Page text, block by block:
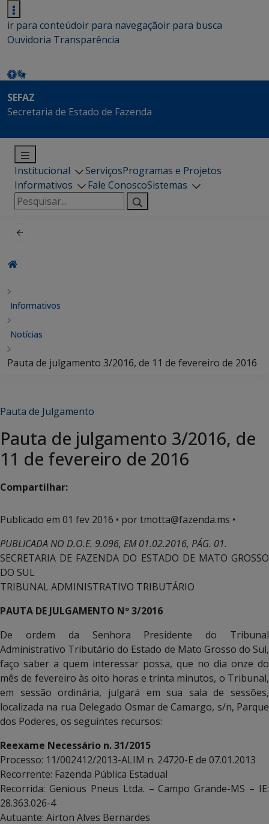
ir para conteúdoir para navegaçãoir para busca
Ouvidoria Transparência
SEFAZ
Secretaria de Estado de Fazenda
Institucional ServiçosProgramas e Projetos
Informativos
Fale ConoscoSistemas
Pesquisar
por:
Informativos
Notícias
Pauta de julgamento 3/2016, de 11 de fevereiro de 2016
Pauta de Julgamento
Pauta de julgamento 3/2016, de
11 de fevereiro de 2016
Compartilhar:
Publicado em 01 fev 2016 • por tmotta@fazenda.ms •
PUBLICADA NO D.O.E. 9.096, EM 01.02.2016, PÁG. 01.
SECRETARIA DE FAZENDA DO ESTADO DE MATO GROSSO
DO SUL
TRIBUNAL ADMINISTRATIVO TRIBUTÁRIO
PAUTA DE JULGAMENTO Nº 3/2016
De ordem da Senhora Presidente do Tribunal
Administrativo Tributário do Estado de Mato Grosso do Sul,
faço saber a quem interessar possa, que no dia onze do
mês de fevereiro às oito horas e trinta minutos, o Tribunal,
em sessão ordinária, julgará em sua sala de sessões,
localizada na rua Delegado Osmar de Camargo, s/n, Parque
dos Poderes, os seguintes recursos:
Reexame Necessário n. 31/2015
Processo: 11/002412/2013-ALIM n. 24720-E de 07.01.2013
Recorrente: Fazenda Pública Estadual
Recorrida: Genious Pneus Ltda. – Campo Grande-MS – IE:
28.363.026-4
Autuante: Airton Alves Bernardes